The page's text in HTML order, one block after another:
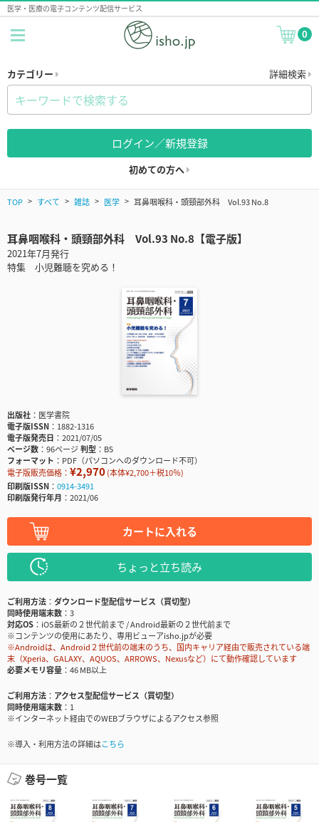
医学・医療の電子コンテンツ配信サービス
0
カテゴリー 詳細検索
ログイン／新規登録
初めての方へ
TOP すべて 雑誌 医学 耳鼻咽喉科・頭頸部外科 Vol.93 No.8
耳鼻咽喉科・頭頸部外科 Vol.93 No.8【電子版】
2021年7月発行
特集 小児難聴を究める！
出版社
医学書院
電子版ISSN
1882-1316
電子版発売日
2021/07/05
ページ数
96ページ判型
B5
フォーマット
PDF（パソコンへのダウンロード不可）
電子版販売価格： ¥2,970(本体¥2,700＋税10％)
印刷版ISSN
0914-3491
印刷版発行年月
2021/06
カートに入れる
ちょっと立ち読み
ご利用方法
ダウンロード型配信サービス（買切型）
同時使用端末数
3
対応OS
iOS最新の２世代前まで / Android最新の２世代前まで
※コンテンツの使用にあたり、専用ビューアisho.jpが必要
※Androidは、Android２世代前の端末のうち、国内キャリア経由で販売されている端
末（Xperia、GALAXY、AQUOS、ARROWS、Nexusなど）にて動作確認しています
必要メモリ容量
46 MB以上
ご利用方法
アクセス型配信サービス（買切型）
同時使用端末数
1
※インターネット経由でのWEBブラウザによるアクセス参照
※導入・利用方法の詳細はこちら
巻号一覧